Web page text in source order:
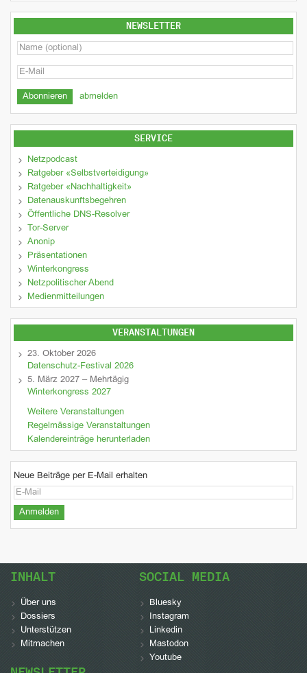
NEWSLETTER
abmelden
SERVICE
Netzpodcast
Ratgeber «Selbstverteidigung»
Ratgeber «Nachhaltigkeit»
Datenauskunftsbegehren
Öffentliche DNS-Resolver
Tor-Server
Anonip
Präsentationen
Winterkongress
Netzpolitischer Abend
Medienmitteilungen
VERANSTALTUNGEN
23. Oktober 2026
Datenschutz-Festival 2026
5. März 2027 – Mehrtägig
Winterkongress 2027
Weitere Veranstaltungen
Regelmässige Veranstaltungen
Kalendereinträge herunterladen
Neue Beiträge per E-Mail erhalten
INHALT
Über uns
Dossiers
Unterstützen
Mitmachen
SOCIAL MEDIA
Bluesky
Instagram
Linkedin
Mastodon
Youtube